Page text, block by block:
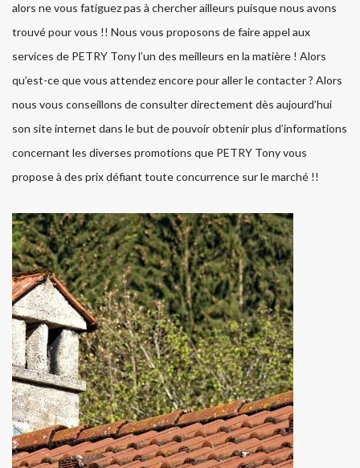
alors ne vous fatiguez pas à chercher ailleurs puisque nous avons
trouvé pour vous !! Nous vous proposons de faire appel aux
services de PETRY Tony l’un des meilleurs en la matière ! Alors
qu’est-ce que vous attendez encore pour aller le contacter ? Alors
nous vous conseillons de consulter directement dès aujourd’hui
son site internet dans le but de pouvoir obtenir plus d’informations
concernant les diverses promotions que PETRY Tony vous
propose à des prix défiant toute concurrence sur le marché !!